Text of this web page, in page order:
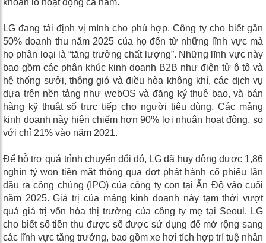
LG đang tái định vị mình cho phù hợp. Công ty cho biết gần
50% doanh thu năm 2025 của họ đến từ những lĩnh vực mà
họ phân loại là “tăng trưởng chất lượng”. Những lĩnh vực này
bao gồm các phân khúc kinh doanh B2B như điện tử ô tô và
hệ thống sưởi, thông gió và điều hòa không khí, các dịch vụ
dựa trên nền tảng như webOS và đăng ký thuê bao, và bán
hàng kỹ thuật số trực tiếp cho người tiêu dùng. Các mảng
kinh doanh này hiện chiếm hơn 90% lợi nhuận hoạt động, so
với chỉ 21% vào năm 2021.
Để hỗ trợ quá trình chuyển đổi đó, LG đã huy động được 1,86
nghìn tỷ won tiền mặt thông qua đợt phát hành cổ phiếu lần
đầu ra công chúng (IPO) của công ty con tại Ấn Độ vào cuối
năm 2025. Giá trị của mảng kinh doanh này tạm thời vượt
quá giá trị vốn hóa thị trường của công ty mẹ tại Seoul. LG
cho biết số tiền thu được sẽ được sử dụng để mở rộng sang
các lĩnh vực tăng trưởng, bao gồm xe hơi tích hợp trí tuệ nhân